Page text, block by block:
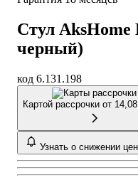
Стул AksHome
черный)
код 6.131.198
Картой рассрочки от
Узнать о снижении